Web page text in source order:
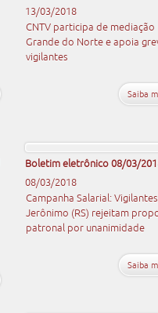
13/03/2018
CNTV participa de mediação
Grande do Norte e apoia
vigilantes
Saiba
Boletim eletrônico 08/03/
08/03/2018
Campanha Salarial:
Jerônimo (RS) rejeitam
patronal por unanimidade
Saiba